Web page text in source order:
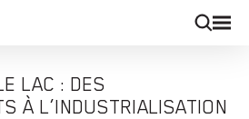
LAC : DES
À L’INDUSTRIALISATION